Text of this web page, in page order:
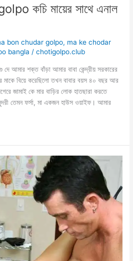
কচি মায়ের সাথে এনাল
bon chudar golpo, ma ke chodar
bangla /chotigolpo.club
শক্ত বাঁড়া আমার বাবা কেন্দ্রীয় সরকারের
মাকে বিয়ে করেছিলো তখন বাবার বয়স ৪০ বছর আর
জামাই কে মার বাড়ির লোক হাতছারা করতে
তেমন ফর্সা, মা একজন হাউস ওয়াইফ। আমার